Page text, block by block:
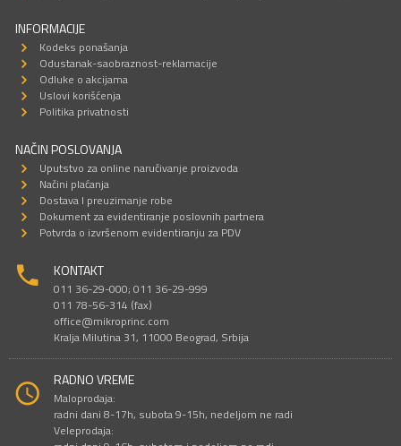
INFORMACIJE
Kodeks ponašanja
Odustanak-saobraznost-reklamacije
Odluke o akcijama
Uslovi korišćenja
Politika privatnosti
NAČIN POSLOVANJA
Uputstvo za online naručivanje proizvoda
Načini plaćanja
Dostava I preuzimanje robe
Dokument za evidentiranje poslovnih partnera
Potvrda o izvršenom evidentiranju za PDV
KONTAKT
011 36-29-000; 011 36-29-999
011 78-56-314 (fax)
office@mikroprinc.com
Kralja Milutina 31, 11000 Beograd, Srbija
RADNO VREME
Maloprodaja:
radni dani 8-17h, subota 9-15h, nedeljom ne radi
Veleprodaja: